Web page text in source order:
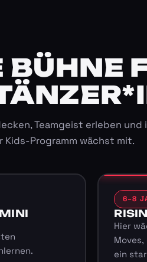
Teamgeist erleben und
Kids-Programm wächst mit.
6–8
Hier
ein